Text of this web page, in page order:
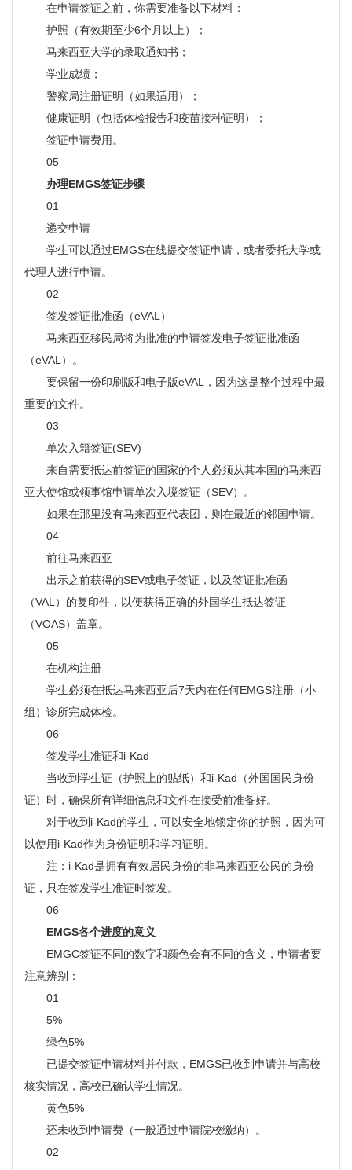
在申请签证之前，你需要准备以下材料：
护照（有效期至少6个月以上）；
马来西亚大学的录取通知书；
学业成绩；
警察局注册证明（如果适用）；
健康证明（包括体检报告和疫苗接种证明）；
签证申请费用。
05
办理EMGS签证步骤
01
递交申请
学生可以通过EMGS在线提交签证申请，或者委托大学或
代理人进行申请。
02
签发签证批准函（eVAL）
马来西亚移民局将为批准的申请签发电子签证批准函
（eVAL）。
要保留一份印刷版和电子版eVAL，因为这是整个过程中最
重要的文件。
03
单次入籍签证(SEV)
来自需要抵达前签证的国家的个人必须从其本国的马来西
亚大使馆或领事馆申请单次入境签证（SEV）。
如果在那里没有马来西亚代表团，则在最近的邻国申请。
04
前往马来西亚
出示之前获得的SEV或电子签证，以及签证批准函
（VAL）的复印件，以便获得正确的外国学生抵达签证
（VOAS）盖章。
05
在机构注册
学生必须在抵达马来西亚后7天内在任何EMGS注册（小
组）诊所完成体检。
06
签发学生准证和i-Kad
当收到学生证（护照上的贴纸）和i-Kad（外国国民身份
证）时，确保所有详细信息和文件在接受前准备好。
对于收到i-Kad的学生，可以安全地锁定你的护照，因为可
以使用i-Kad作为身份证明和学习证明。
注：i-Kad是拥有有效居民身份的非马来西亚公民的身份
证，只在签发学生准证时签发。
06
EMGS各个进度的意义
EMGC签证不同的数字和颜色会有不同的含义，申请者要
注意辨别：
01
5%
绿色5%
已提交签证申请材料并付款，EMGS已收到申请并与高校
核实情况，高校已确认学生情况。
黄色5%
还未收到申请费（一般通过申请院校缴纳）。
02